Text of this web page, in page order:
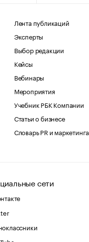
Лента публикаций
Эксперты
Выбор редакции
Кейсы
Вебинары
Мероприятия
Учебник РБК Компании
Статьи о бизнесе
Словарь PR и маркетинга
сети